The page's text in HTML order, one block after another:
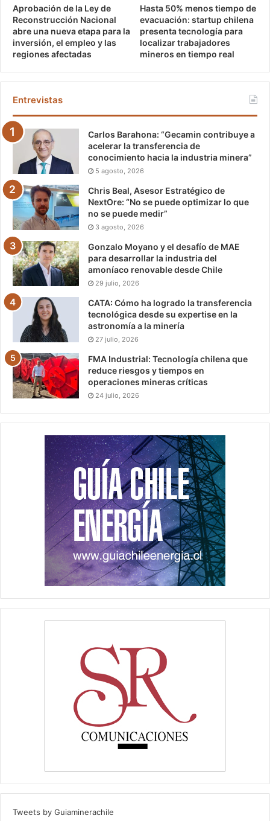
Aprobación de la Ley de
Reconstrucción Nacional
abre una nueva etapa para la
inversión, el empleo y las
regiones afectadas
Hasta 50% menos tiempo de
evacuación: startup chilena
presenta tecnología para
localizar trabajadores
mineros en tiempo real
Entrevistas
Carlos Barahona: “Gecamin contribuye a
acelerar la transferencia de
conocimiento hacia la industria minera”
5 agosto, 2026
Chris Beal, Asesor Estratégico de
NextOre: “No se puede optimizar lo que
no se puede medir”
3 agosto, 2026
Gonzalo Moyano y el desafío de MAE
para desarrollar la industria del
amoníaco renovable desde Chile
29 julio, 2026
CATA: Cómo ha logrado la transferencia
tecnológica desde su expertise en la
astronomía a la minería
27 julio, 2026
FMA Industrial: Tecnología chilena que
reduce riesgos y tiempos en
operaciones mineras críticas
24 julio, 2026
Tweets by Guiaminerachile